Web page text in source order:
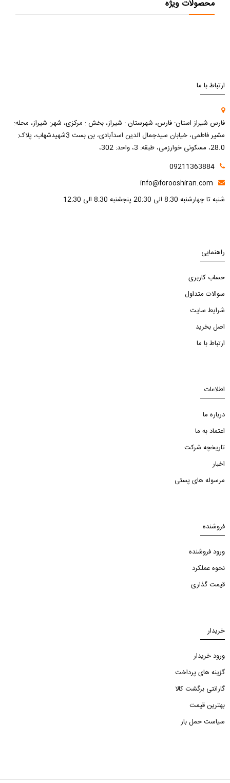
محصولات ویژه
ارتباط با ما
فارس شیراز استان: فارس، شهرستان : شیراز، بخش : مرکزی، شهر: شیراز، محله:
مشیر فاطمی، خیابان سیدجمال الدین اسدآبادی، بن بست 3شهیدشهاب، پلاک:
28.0، مسکونی خوارزمی، طبقه: 3، واحد: 302،
09211363884
info@forooshiran.com
شنبه تا چهارشنبه 8:30 الی 20:30 پنجشنبه 8:30 الی 12:30
راهنمایی
حساب کاربری
سوالات متداول
شرایط سایت
اصل بخرید
ارتباط با ما
اطلاعات
درباره ما
اعتماد به ما
تاریخچه شرکت
اخبار
مرسوله های پستی
فروشنده
ورود فروشنده
نحوه عملکرد
قیمت گذاری
خریدار
ورود خریدار
گزینه های پرداخت
گارانتی برگشت کالا
بهترین قیمت
سیاست حمل بار